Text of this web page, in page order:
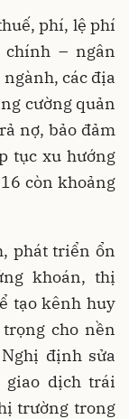
phí, lệ phí
chính – ngân
ngành, các địa
cường quản
nợ, bảo đảm
tục xu hướng
còn khoảng
phát triển ổn
khoán, thị
tạo kênh huy
cho nền
định sửa
giao dịch trái
trường trong